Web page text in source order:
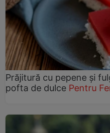
Prăjitură cu pepene şi
pofta de dulce Pentru